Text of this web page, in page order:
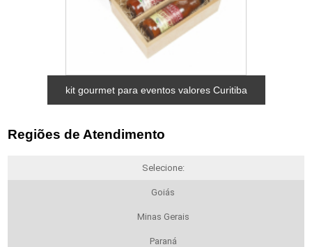
kit gourmet para eventos valores Curitiba
Regiões de Atendimento
Selecione:
Goiás
Minas Gerais
Paraná